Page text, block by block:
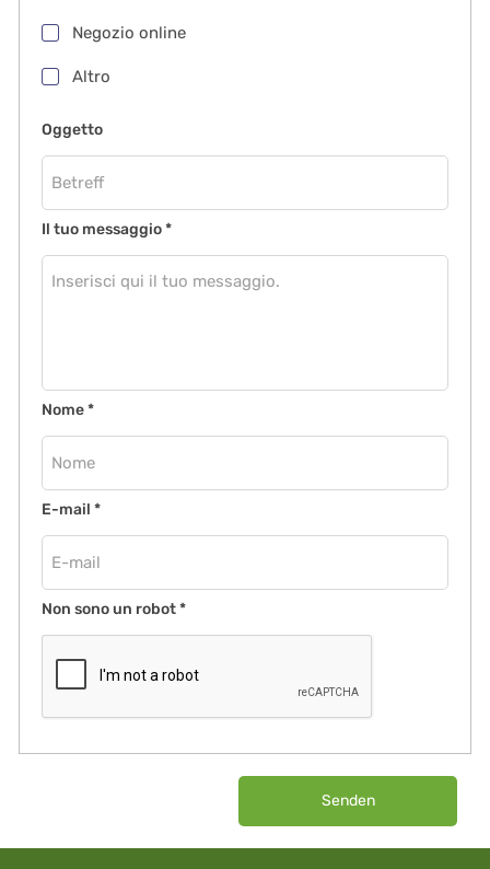
Negozio online
Altro
Oggetto
Il tuo messaggio*
Nome*
E-mail *
Non sono un robot*